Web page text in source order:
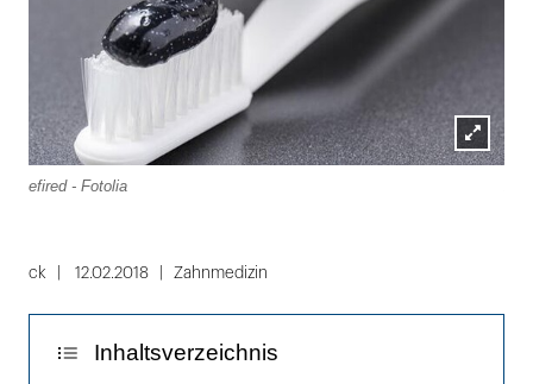
Lightbox
efired - Fotolia
1
ck 12.02.2018 Zahnmedizin
Inhaltsverzeichnis